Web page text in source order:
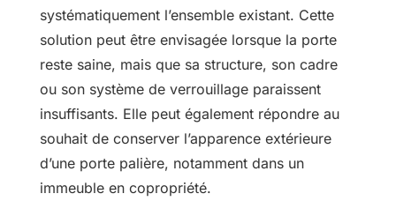
systématiquement l’ensemble existant. Cette
solution peut être envisagée lorsque la porte
reste saine, mais que sa structure, son cadre
ou son système de verrouillage paraissent
insuffisants. Elle peut également répondre au
souhait de conserver l’apparence extérieure
d’une porte palière, notamment dans un
immeuble en copropriété.